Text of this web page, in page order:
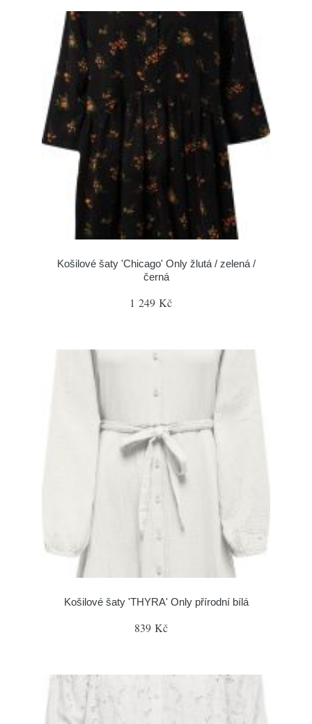
Košilové šaty 'Chicago' Only žlutá / zelená /
černá
1 249 Kč
Košilové šaty 'THYRA' Only přírodní bílá
839 Kč